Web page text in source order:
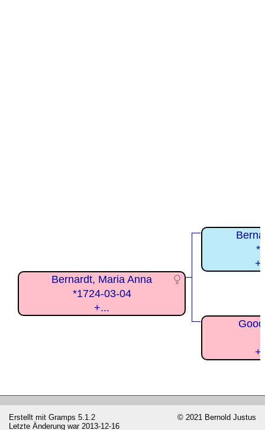
Bernardt, Maria Anna
*1724-03-04
+...
Erstellt mit Gramps 5.1.2
Letzte Änderung war 2013-12-16
© 2021 Bernold Justus